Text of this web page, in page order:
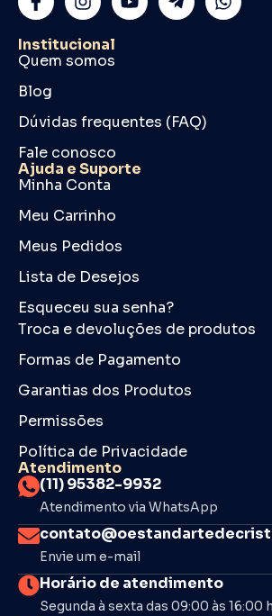
Institucional
Quem somos
Blog
Dúvidas frequentes (FAQ)
Fale conosco
Ajuda e Suporte
Minha Conta
Meu Carrinho
Meus Pedidos
Lista de Desejos
Esqueceu sua senha?
Troca e devoluções de produtos
Formas de Pagamento
Garantias dos Produtos
Permissões
Política de Privacidade
Atendimento
(11) 95382-9932
Atendimento via WhatsApp
Envie um e-mail
Horário de atendimento
Segunda à sexta das 09:00 às 16:00